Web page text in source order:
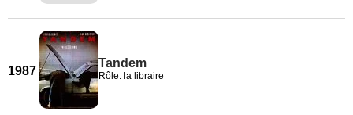
1987
Tandem
Rôle: la libraire